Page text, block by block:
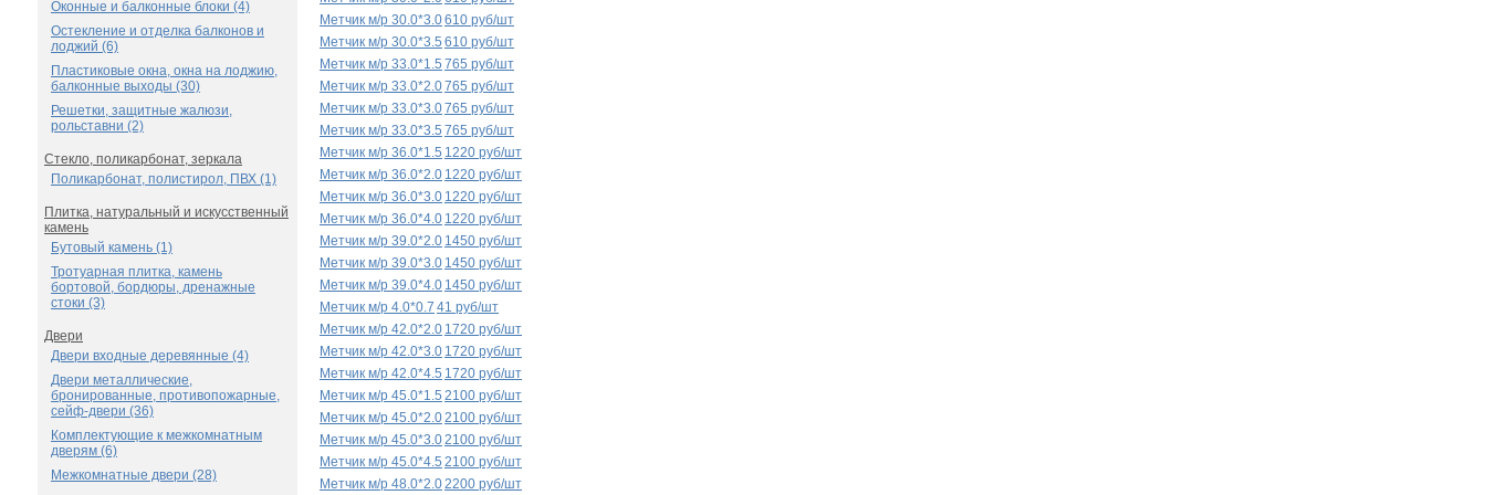
Оконные и балконные блоки (4)
Остекление и отделка балконов и
лоджий (6)
Пластиковые окна, окна на лоджию,
балконные выходы (30)
Решетки, защитные жалюзи,
рольставни (2)
Стекло, поликарбонат, зеркала
Поликарбонат, полистирол, ПВХ (1)
Плитка, натуральный и искусственный
камень
Бутовый камень (1)
Тротуарная плитка, камень
бортовой, бордюры, дренажные
стоки (3)
Двери
Двери входные деревянные (4)
Двери металлические,
бронированные, противопожарные,
сейф-двери (36)
Комплектующие к межкомнатным
дверям (6)
Межкомнатные двери (28)
Метчик м/р 30.0*3.0610 руб/шт
Метчик м/р 30.0*3.5 610 руб/шт
Метчик м/р 33.0*1.5 765 руб/шт
Метчик м/р 33.0*2.0765 руб/шт
Метчик м/р 33.0*3.0765 руб/шт
Метчик м/р 33.0*3.5 765 руб/шт
Метчик м/р 36.0*1.5 1220 руб/шт
Метчик м/р 36.0*2.0 1220 руб/шт
Метчик м/р 36.0*3.0 1220 руб/шт
Метчик м/р 36.0*4.0 1220 руб/шт
Метчик м/р 39.0*2.0 1450 руб/шт
Метчик м/р 39.0*3.0 1450 руб/шт
Метчик м/р 39.0*4.0 1450 руб/шт
Метчик м/р 4.0*0.7 41 руб/шт
Метчик м/р 42.0*2.0 1720 руб/шт
Метчик м/р 42.0*3.0 1720 руб/шт
Метчик м/р 42.0*4.5 1720 руб/шт
Метчик м/р 45.0*1.5 2100 руб/шт
Метчик м/р 45.0*2.02100 руб/шт
Метчик м/р 45.0*3.02100 руб/шт
Метчик м/р 45.0*4.5 2100 руб/шт
Метчик м/р 48.0*2.02200 руб/шт